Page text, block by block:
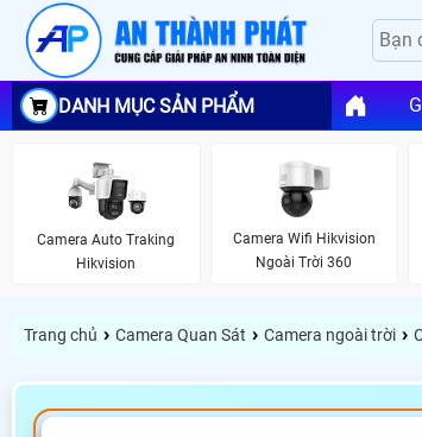
DANH MỤC SẢN PHẨM
Camera Auto Traking
Hikvision
Camera Wifi Hikvision
Ngoài Trời 360
Trang chủ › Camera Quan Sát › Camera ngoài trời ›